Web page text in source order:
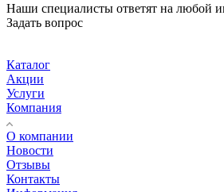
Наши специалисты ответят на любой
Задать вопрос
Каталог
Акции
Услуги
Компания
О компании
Новости
Отзывы
Контакты